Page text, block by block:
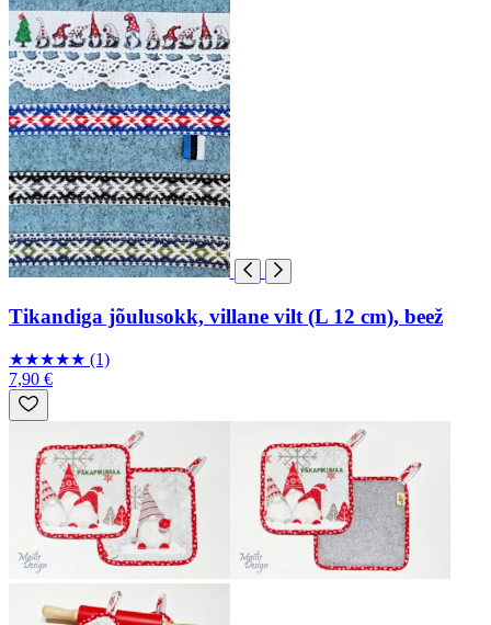
Tikandiga jõulusokk, villane vilt (L 12 cm), beež
★★★★★ (1)
7,90 €